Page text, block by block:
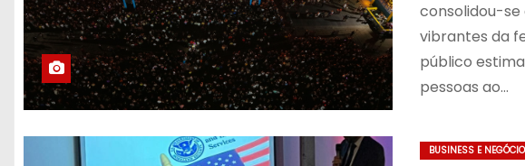
consolidou-se
vibrantes da
público
pessoas ao…
BUSINESS E